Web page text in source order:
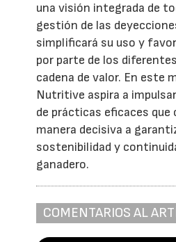
una visión integrada de
gestión de las
simplificará su uso y
por parte de los
cadena de valor. En este
Nutritive aspira a
de prácticas eficaces que
manera decisiva a
sostenibilidad y
ganadero.
COMENTARIOS AL